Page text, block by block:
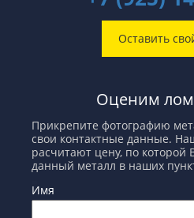
Оставить
Оценим
Прикрепите фотографию
свои контактные данные.
расчитают цену, по которой
данный металл в наших
Имя